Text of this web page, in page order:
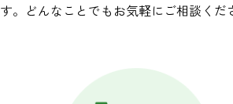
す。どんなことでもお気軽にご相談くだ